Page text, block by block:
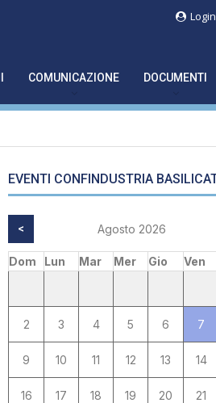
Login
COMUNICAZIONE DOCUMENTI
EVENTI CONFINDUSTRIA
< Agosto 2026
Dom Lun Mar Mer Gio Ven
2 3 4 5 6 7
9 10 11 12 13 14
16 17 18 19 20 21